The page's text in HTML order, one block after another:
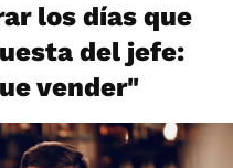
los días que
del jefe:
vender"